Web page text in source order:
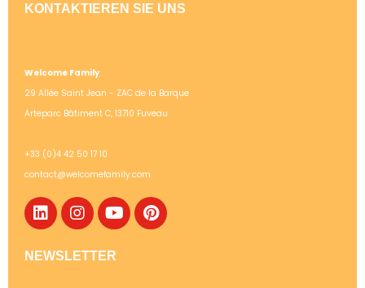
KONTAKTIEREN SIE UNS
Welcome Family
29 Allée Saint Jean - ZAC de la Barque
Arteparc Bâtiment C, 13710 Fuveau
+33 (0)4 42 50 17 10
contact@welcomefamily.com
NEWSLETTER